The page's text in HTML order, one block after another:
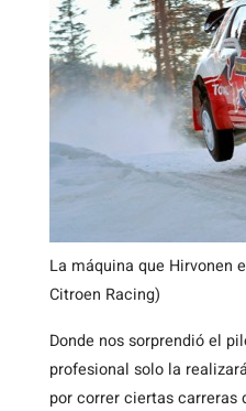
La máquina que Hirvonen
Citroen Racing)
Donde nos sorprendió el
profesional solo la
por correr ciertas carreras